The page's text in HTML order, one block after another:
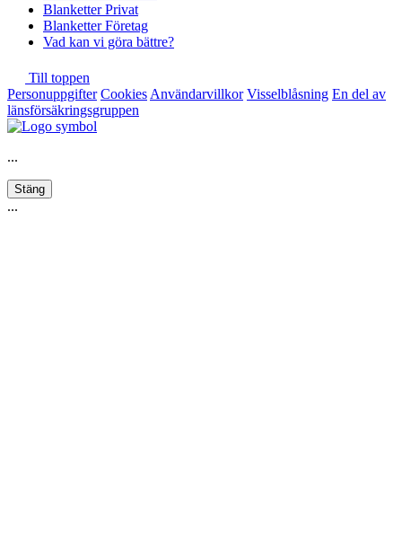
Blanketter Privat
Blanketter Företag
Vad kan vi göra bättre?
Till toppen
Personuppgifter Cookies Användarvillkor Visselblåsning En del av
länsförsäkringsgruppen
...
Stäng
...